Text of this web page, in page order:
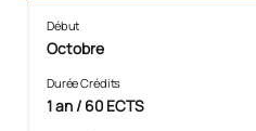
Début
Octobre
Durée Crédits
1 an / 60 ECTS